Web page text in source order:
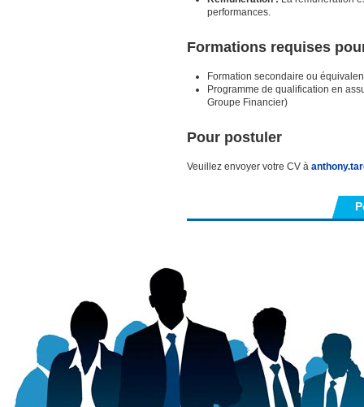
performances.
Formations requises
Formation secondaire ou
Programme de qualification en
Groupe Financier)
Pour postuler
Veuillez envoyer votre CV à